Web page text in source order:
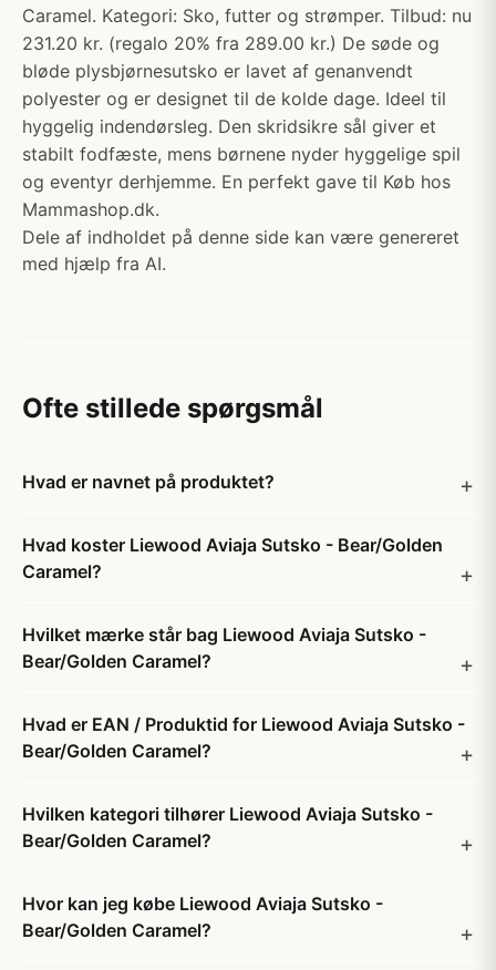
Caramel. Kategori: Sko, futter og strømper. Tilbud: nu
231.20 kr. (regalo 20% fra 289.00 kr.) De søde og
bløde plysbjørnesutsko er lavet af genanvendt
polyester og er designet til de kolde dage. Ideel til
hyggelig indendørsleg. Den skridsikre sål giver et
stabilt fodfæste, mens børnene nyder hyggelige spil
og eventyr derhjemme. En perfekt gave til Køb hos
Mammashop.dk.
Dele af indholdet på denne side kan være genereret
med hjælp fra AI.
Ofte stillede spørgsmål
Hvad er navnet på produktet?
Hvad koster Liewood Aviaja Sutsko - Bear/Golden
Caramel?
Hvilket mærke står bag Liewood Aviaja Sutsko -
Bear/Golden Caramel?
Hvad er EAN / Produktid for Liewood Aviaja Sutsko -
Bear/Golden Caramel?
Hvilken kategori tilhører Liewood Aviaja Sutsko -
Bear/Golden Caramel?
Hvor kan jeg købe Liewood Aviaja Sutsko -
Bear/Golden Caramel?